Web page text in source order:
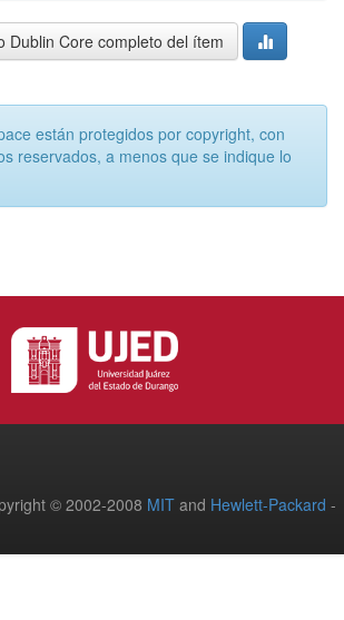
Dublin Core completo del ítem
están protegidos por copyright, con
reservados, a menos que se indique lo
© 2002-2008 MIT and Hewlett-Packard -